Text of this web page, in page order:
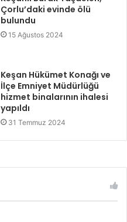
Çorlu’daki evinde ölü
bulundu
15 Ağustos 2024
Keşan Hükümet Konağı ve
İlçe Emniyet Müdürlüğü
hizmet binalarının ihalesi
yapıldı
31 Temmuz 2024